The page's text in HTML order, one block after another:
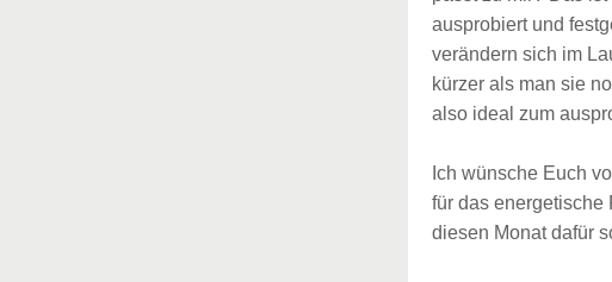
ausprobiert und
verändern sich im
kürzer als man sie
also ideal zum
Ich wünsche Euch
für das energetische
diesen Monat dafür